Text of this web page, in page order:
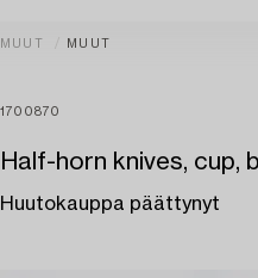
MUUT MUUT
1700870
Half-horn knives, cup,
Huutokauppa päättynyt